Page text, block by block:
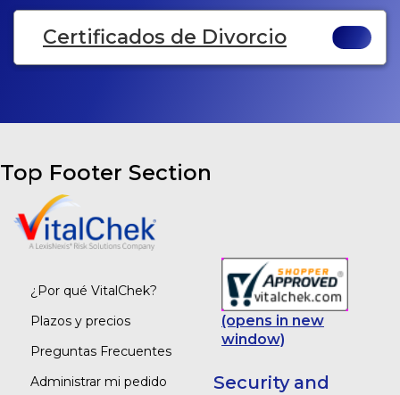
Certificados de Divorcio
Top Footer Section
¿Por qué VitalChek?
Plazos y precios
Preguntas Frecuentes
Administrar mi pedido
(opens in new
window)
Security and